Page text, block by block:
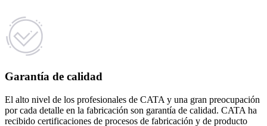
Garantía de calidad
El alto nivel de los profesionales de CATA y una gran preocupación
por cada detalle en la fabricación son garantía de calidad. CATA ha
recibido certificaciones de procesos de fabricación y de producto